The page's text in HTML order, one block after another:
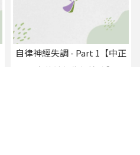
自律神經失調 - Part 1【中正
區自律神經失調治療】